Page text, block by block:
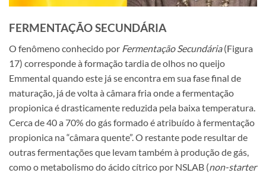
FERMENTAÇÃO SECUNDÁRIA
O fenômeno conhecido por Fermentação Secundária(Figura
17) corresponde à formação tardia de olhos no queijo
Emmental quando este já se encontra em sua fase final de
maturação, já de volta à câmara fria onde a fermentação
propionica é drasticamente reduzida pela baixa temperatura.
Cerca de 40 a 70% do gás formado é atribuído à fermentação
propionica na “câmara quente”. O restante pode resultar de
outras fermentações que levam também à produção de gás,
como o metabolismo do ácido cítrico por NSLAB (non-starter